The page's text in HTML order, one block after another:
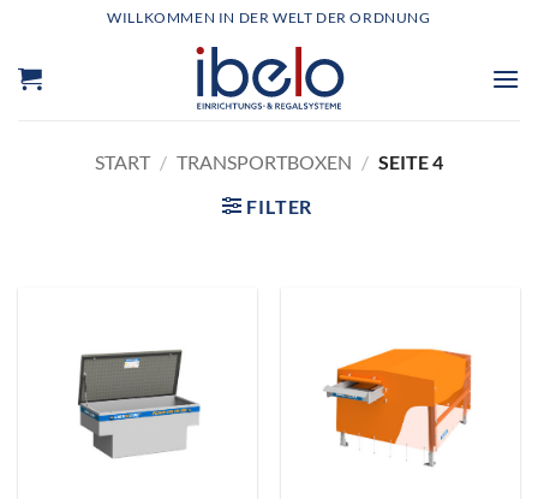
springen
WILLKOMMEN IN DER WELT DER ORDNUNG
START / TRANSPORTBOXEN / SEITE 4
FILTER